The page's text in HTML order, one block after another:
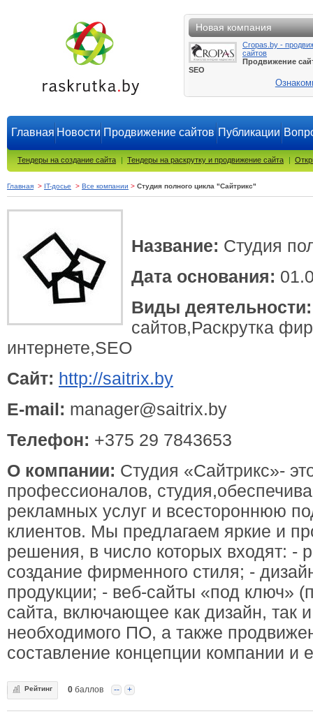
Новая компания
Cropas.by -
сайтов
Продвижение
SEO
Главная Новости Продвижение сайтов Публикации
Тендеры на создание сайта | Тендеры на раскрутку и продвижение сайта |
Главная > IT-досье > Все компании > Студия полного цикла "Сайтрикс"
Название: Студия
Дата основания:
Виды деятельности:
сайтов,Раскрутка
интернете,SEO
Сайт: http://saitrix.by
E-mail: manager@saitrix.by
Телефон: +375 29 7843653
О компании: Студия «Сайтрикс»-
профессионалов,
рекламных услуг и всестороннюю
клиентов. Мы предлагаем яркие и
решения, в число которых входят: -
создание фирменного стиля; -
продукции; - веб-сайты «под ключ»
сайта, включающее как дизайн, так и
необходимого ПО, а также
составление концепции компании и
Рейтинг 0 баллов -- +